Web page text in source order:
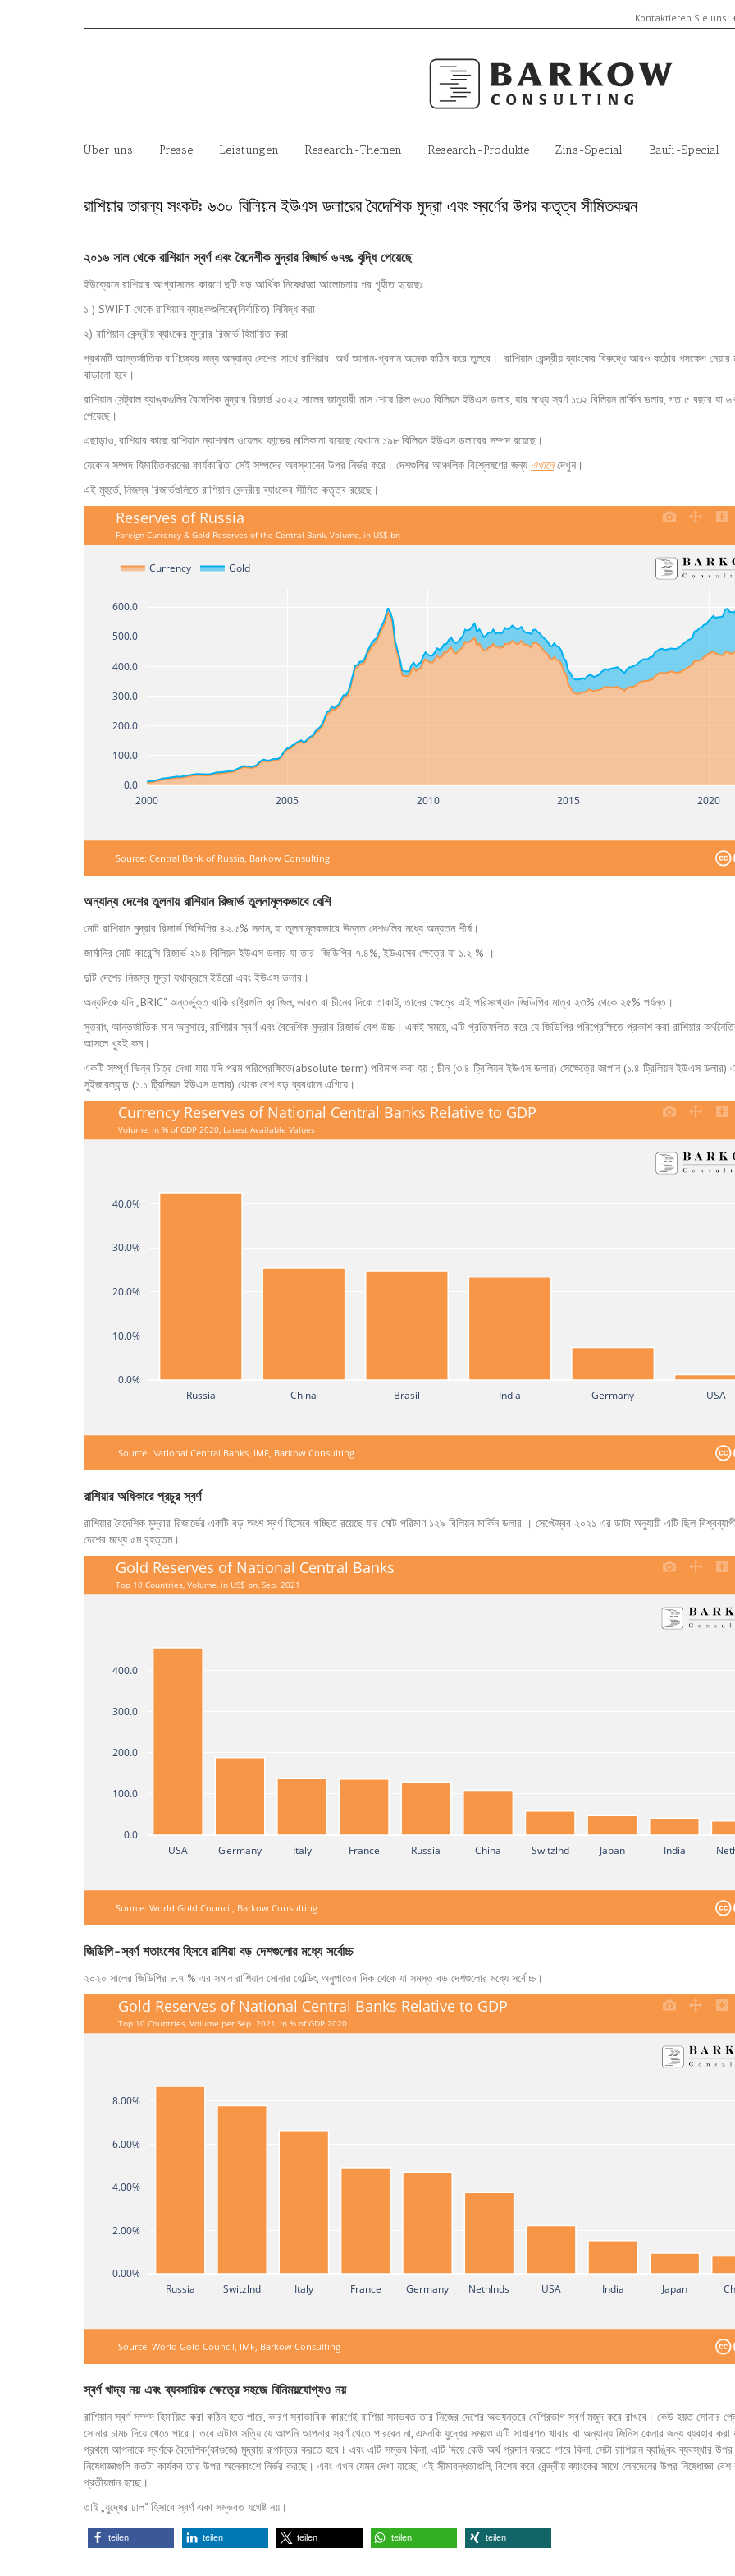
Kontaktieren Sie uns:
Über uns Presse Leistungen Research-Themen Research-Produkte Zins-Special Baufi-Special
রাশিয়ার তারল্য সংকটঃ ৬৩০ বিলিয়ন ইউএস ডলারের বৈদেশিক মুদ্রা এবং স্বর্ণের উপর কতৃত্ব সীমিতকরন
২০১৬ সাল থেকে রাশিয়ান স্বর্ণ এবং বৈদেশীক মুদ্রার রিজার্ভ ৬৭% বৃদ্ধি পেয়েছে
ইউক্রেনে রাশিয়ার আগ্রাসনের কারণে দুটি বড় আর্থিক নিষেধাজ্ঞা আলোচনার পর গৃহীত হয়েছেঃ
১ ) SWIFT থেকে রাশিয়ান ব্যাঙ্কগুলিকে(নির্বাচিত) নিষিদ্ধ করা
২) রাশিয়ান কেন্দ্রীয় ব্যাংকের মুদ্রার রিজার্ভ হিমায়িত করা
প্রথমটি আন্তর্জাতিক বাণিজ্যের জন্য অন্যান্য দেশের সাথে রাশিয়ার অর্থ আদান-প্রদান অনেক কঠিন করে তুলবে। রাশিয়ান কেন্দ্রীয় ব্যাংকের বিরুদ্ধে আরও কঠোর পদক্ষেপ নেয়ার
বাড়ানো হবে।
রাশিয়ান সেন্ট্রাল ব্যাঙ্কগুলির বৈদেশিক মুদ্রার রিজার্ভ ২০২২ সালের জানুয়ারী মাস শেষে ছিল ৬৩০ বিলিয়ন ইউএস ডলার, যার মধ্যে স্বর্ণ ১৩২ বিলিয়ন মার্কিন ডলার, গত ৫ বছরে যা
পেয়েছে।
এছাড়াও, রাশিয়ার কাছে রাশিয়ান ন্যাশনাল ওয়েলথ ফান্ডের মালিকানা রয়েছে যেখানে ১৯৮ বিলিয়ন ইউএস ডলারের সম্পদ রয়েছে।
যেকোন সম্পদ হিমায়িতকরনের কার্যকারিতা সেই সম্পদের অবস্থানের উপর নির্ভর করে। দেশগুলির আঞ্চলিক বিশ্লেষণের জন্য এখানে দেখুন।
এই মুহুর্তে, নিজস্ব রিজার্ভগুলিতে রাশিয়ান কেন্দ্রীয় ব্যাংকের সীমিত কতৃত্ব রয়েছে।
2000 2005 2010 2015 2020
0.0
100.0
200.0
300.0
400.0
500.0
600.0
Currency Gold
Reserves of Russia
Foreign Currency & Gold Reserves of the Central Bank, Volume, in US$ bn
Source: Central Bank of Russia, Barkow Consulting
অন্যান্য দেশের তুলনায় রাশিয়ান রিজার্ভ তুলনামূলকভাবে বেশি
মোট রাশিয়ান মুদ্রার রিজার্ভ জিডিপির ৪২.৫% সমান, যা তুলনামূলকভাবে উন্নত দেশগুলির মধ্যে অন্যতম শীর্ষ।
জার্মানির মোট কারেন্সি রিজার্ভ ২৯৪ বিলিয়ন ইউএস ডলার যা তার জিডিপির ৭.৪%, ইউএসের ক্ষেত্রে যা ১.২ % ।
দুটি দেশের নিজস্ব মুদ্রা যথাক্রমে ইউরো এবং ইউএস ডলার।
অন্যদিকে যদি „BRIC“ অন্তর্ভুক্ত বাকি রাষ্ট্রগুলি ব্রাজিল, ভারত বা চীনের দিকে তাকাই, তাদের ক্ষেত্রে এই পরিসংখ্যান জিডিপির মাত্র ২৩% থেকে ২৫% পর্যন্ত।
সুতরাং, আন্তর্জাতিক মান অনুসারে, রাশিয়ার স্বর্ণ এবং বৈদেশিক মুদ্রার রিজার্ভ বেশ উচ্চ। একই সময়ে, এটি প্রতিফলিত করে যে জিডিপির পরিপ্রেক্ষিতে প্রকাশ করা রাশিয়ার
আসলে খুবই কম।
একটি সম্পূর্ণ ভিন্ন চিত্র দেখা যায় যদি পরম পরিপ্রেক্ষিতে(absolute term) পরিমাপ করা হয় ; চীন (৩.৪ ট্রিলিয়ন ইউএস ডলার) সেক্ষেত্রে জাপান (১.৪ ট্রিলিয়ন ইউএস ডলার)
সুইজারল্যান্ড (১.১ ট্রিলিয়ন ইউএস ডলার) থেকে বেশ বড় ব্যবধানে এগিয়ে।
Russia China Brasil India Germany USA
0.0%
10.0%
20.0%
30.0%
40.0%
Currency Reserves of National Central Banks Relative to GDP
Volume, in % of GDP 2020, Latest Available Values
Source: National Central Banks, IMF, Barkow Consulting
রাশিয়ার অধিকারে প্রচুর স্বর্ণ
রাশিয়ার বৈদেশিক মুদ্রার রিজার্ভের একটি বড় অংশ স্বর্ণ হিসেবে গচ্ছিত রয়েছে যার মোট পরিমাণ ১২৯ বিলিয়ন মার্কিন ডলার । সেপ্টেম্বর ২০২১ এর ডাটা অনুযায়ী এটি ছিল
দেশের মধ্যে ৫ম বৃহত্তম।
USA Germany Italy France Russia China Switzlnd Japan India
0.0
100.0
200.0
300.0
400.0
Gold Reserves of National Central Banks
Top 10 Countries, Volume, in US$ bn, Sep. 2021
Source: World Gold Council, Barkow Consulting
জিডিপি-স্বর্ণ শতাংশের হিসবে রাশিয়া বড় দেশগুলোর মধ্যে সর্বোচ্চ
২০২০ সালের জিডিপির ৮.৭ % এর সমান রাশিয়ান সোনার হোল্ডিং, অনুপাতের দিক থেকে যা সমস্ত বড় দেশগুলোর মধ্যে সর্বোচ্চ।
Russia Switzlnd Italy France Germany Nethlnds USA India Japan
0.00%
2.00%
4.00%
6.00%
8.00%
Gold Reserves of National Central Banks Relative to GDP
Top 10 Countries, Volume per Sep. 2021, in % of GDP 2020
Source: World Gold Council, IMF, Barkow Consulting
স্বর্ণ খাদ্য নয় এবং ব্যবসায়িক ক্ষেত্রে সহজে বিনিময়যোগ্যও নয়
রাশিয়ান স্বর্ণ সম্পদ হিমায়িত করা কঠিন হতে পারে, কারণ স্বাভাবিক কারণেই রাশিয়া সম্ভবত তার নিজের দেশের অভ্যন্তরে বেশিরভাগ স্বর্ণ মজুদ করে রাখবে। কেউ হয়ত সোনার
সোনার চামচ দিয়ে খেতে পারে। তবে এটাও সত্যি যে আপনি আপনার স্বর্ণ খেতে পারবেন না, এমনকি যুদ্ধের সময়ও এটি সাধারণত খাবার বা অন্যান্য জিনিস কেনার জন্য ব্যবহার করা
প্রথমে আপনাকে স্বর্ণকে বৈদেশিক(কাগুজে) মুদ্রায় রূপান্তর করতে হবে। এবং এটি সম্ভব কিনা, এটি দিয়ে কেউ অর্থ প্রদান করতে পারে কিনা, সেটা রাশিয়ান ব্যাঙ্কিং ব্যবস্থার
নিষেধাজ্ঞাগুলি কতটা কার্যকর তার উপর অনেকাংশে নির্ভর করছে। এবং এখন যেমন দেখা যাচ্ছে, এই সীমাবদ্ধতাগুলি, বিশেষ করে কেন্দ্রীয় ব্যাংকের সাথে লেনদেনের উপর নিষেধাজ্ঞা বেশ
প্রতীয়মান হচ্ছে।
তাই „যুদ্ধের ঢাল“ হিসাবে স্বর্ণ একা সম্ভবত যথেষ্ট নয়।
teilen teilen teilen teilen teilen